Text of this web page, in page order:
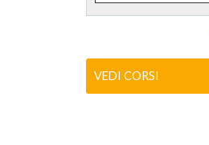
VEDI CORSI